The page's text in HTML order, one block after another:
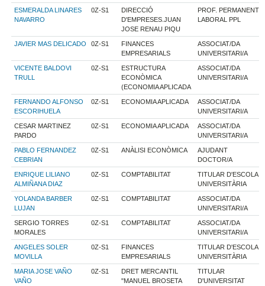
ESMERALDA LINARES
NAVARRO
0Z-S1
DIRECCIÓ
D'EMPRESES.JUAN
JOSE RENAU PIQU
PROF. PERMANENT
LABORAL PPL
JAVIER MAS DELICADO 0Z-S1
FINANCES
EMPRESARIALS
ASSOCIAT/DA
UNIVERSITARI/A
VICENTE BALDOVI
TRULL
0Z-S1
ESTRUCTURA
ECONÒMICA
(ECONOMIA APLICADA
ASSOCIAT/DA
UNIVERSITARI/A
FERNANDO ALFONSO
ESCORIHUELA
0Z-S1 ECONOMIA APLICADA
ASSOCIAT/DA
UNIVERSITARI/A
CESAR MARTINEZ
PARDO
0Z-S1 ECONOMIA APLICADA
ASSOCIAT/DA
UNIVERSITARI/A
PABLO FERNANDEZ
CEBRIAN
0Z-S1 ANÀLISI ECONÒMICA
AJUDANT
DOCTOR/A
ENRIQUE LILIANO
ALMIÑANA DIAZ
0Z-S1 COMPTABILITAT
TITULAR D'ESCOLA
UNIVERSITÀRIA
YOLANDA BARBER
LUJAN
0Z-S1 COMPTABILITAT
ASSOCIAT/DA
UNIVERSITARI/A
SERGIO TORRES
MORALES
0Z-S1 COMPTABILITAT
ASSOCIAT/DA
UNIVERSITARI/A
ANGELES SOLER
MOVILLA
0Z-S1
FINANCES
EMPRESARIALS
TITULAR D'ESCOLA
UNIVERSITÀRIA
MARIA JOSE VAÑO
VAÑO
0Z-S1
DRET MERCANTIL
"MANUEL BROSETA
TITULAR
D'UNIVERSITAT